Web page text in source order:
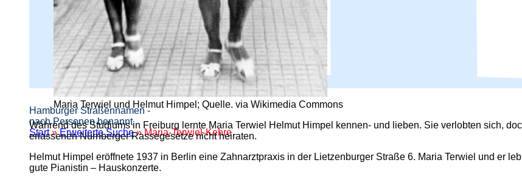
Hamburger Straßennamen -
nach Personen benannt
Start»Erweiterte Suche» Maria-Terwiel-Kehre
Maria Terwiel und Helmut Himpel; Quelle. via Wikimedia Commons
Während des Studiums in Freiburg lernte Maria Terwiel Helmut Himpel kennen- und lieben. Sie verlobten sich,
erlassenen Nürnberger Rassegesetze nicht heiraten.
Helmut Himpel eröffnete 1937 in Berlin eine Zahnarztpraxis in der Lietzenburger Straße 6. Maria Terwiel und er
gute Pianistin – Hauskonzerte.